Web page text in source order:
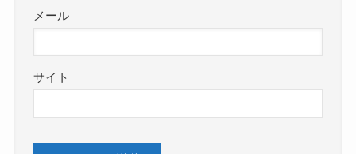
メール
サイト